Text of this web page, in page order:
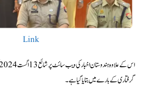
Link
گرفتاری کے بارے میں بتایا گیا ہے۔